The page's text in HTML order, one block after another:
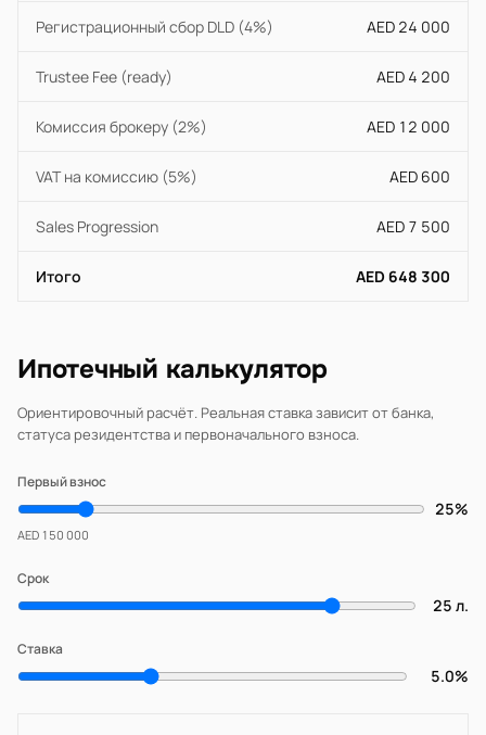
Регистрационный сбор DLD (4%) AED 24 000
Trustee Fee (ready) AED 4 200
Комиссия брокеру (2%) AED 12 000
VAT на комиссию (5%) AED 600
Sales Progression AED 7 500
Итого AED 648 300
Ипотечный калькулятор
Ориентировочный расчёт. Реальная ставка зависит от банка,
статуса резидентства и первоначального взноса.
Первый взнос
25%
AED 150 000
Срок
25 л.
Ставка
5.0%